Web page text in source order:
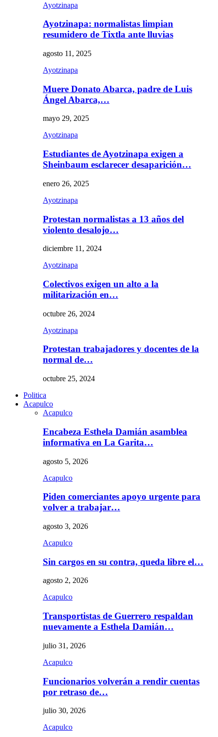
Ayotzinapa
Ayotzinapa: normalistas limpian
resumidero de Tixtla ante lluvias
agosto 11, 2025
Ayotzinapa
Muere Donato Abarca, padre de Luis
Ángel Abarca,…
mayo 29, 2025
Ayotzinapa
Estudiantes de Ayotzinapa exigen a
Sheinbaum esclarecer desaparición…
enero 26, 2025
Ayotzinapa
Protestan normalistas a 13 años del
violento desalojo…
diciembre 11, 2024
Ayotzinapa
Colectivos exigen un alto a la
militarización en…
octubre 26, 2024
Ayotzinapa
Protestan trabajadores y docentes de la
normal de…
octubre 25, 2024
Politica
Acapulco
Acapulco
Encabeza Esthela Damián asamblea
informativa en La Garita…
agosto 5, 2026
Acapulco
Piden comerciantes apoyo urgente para
volver a trabajar…
agosto 3, 2026
Acapulco
Sin cargos en su contra, queda libre el…
agosto 2, 2026
Acapulco
Transportistas de Guerrero respaldan
nuevamente a Esthela Damián…
julio 31, 2026
Acapulco
Funcionarios volverán a rendir cuentas
por retraso de…
julio 30, 2026
Acapulco